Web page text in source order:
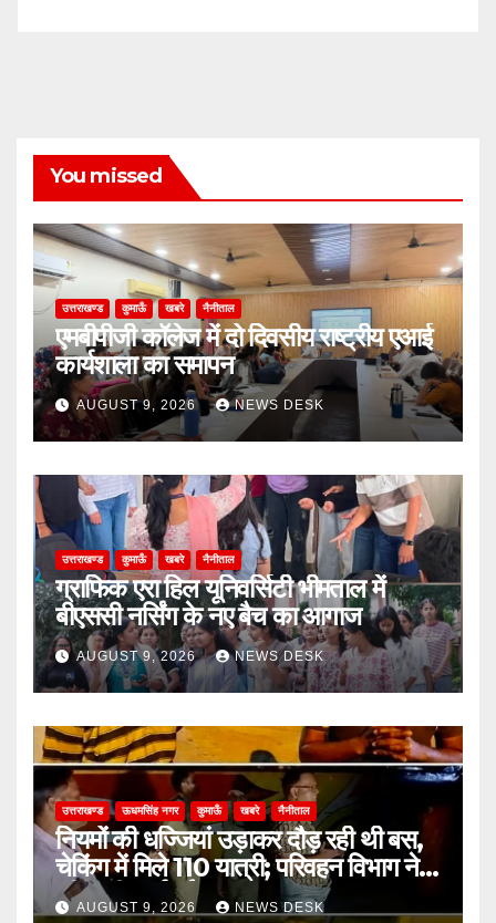
You missed
उत्तराखण्ड कुमाऊँ खबरे नैनीताल
एमबीपीजी कॉलेज में दो दिवसीय राष्ट्रीय एआई
कार्यशाला का समापन
AUGUST 9, 2026 NEWS DESK
उत्तराखण्ड कुमाऊँ खबरे नैनीताल
ग्राफिक एरा हिल यूनिवर्सिटी भीमताल में
बीएससी नर्सिंग के नए बैच का आगाज
AUGUST 9, 2026 NEWS DESK
उत्तराखण्ड ऊधमसिंह नगर कुमाऊँ खबरे नैनीताल
नियमों की धज्जियां उड़ाकर दौड़ रही थी बस,
चेकिंग में मिले 110 यात्री; परिवहन विभाग ने
की कड़ी कार्रवाई
AUGUST 9, 2026 NEWS DESK